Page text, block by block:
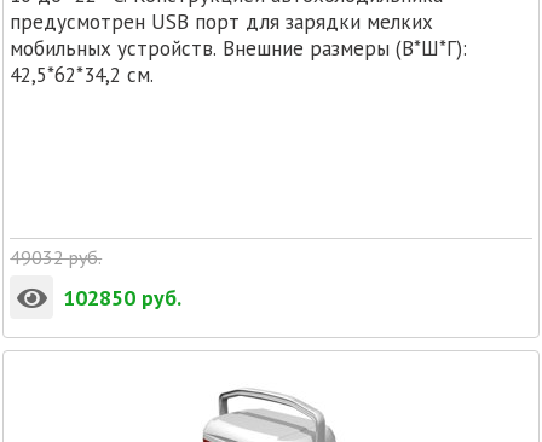
предусмотрен USB порт для зарядки мелких
мобильных устройств. Внешние размеры (В*Ш*Г):
42,5*62*34,2 см.
49032руб.
102850 руб.